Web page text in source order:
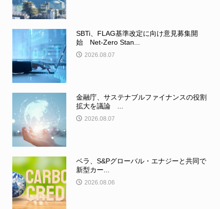
SBTi、FLAG基準改定に向け意見募集開
始 Net-Zero Stan...
2026.08.07
金融庁、サステナブルファイナンスの役割
拡大を議論 ...
2026.08.07
ベラ、S&Pグローバル・エナジーと共同で
新型カー...
2026.08.06